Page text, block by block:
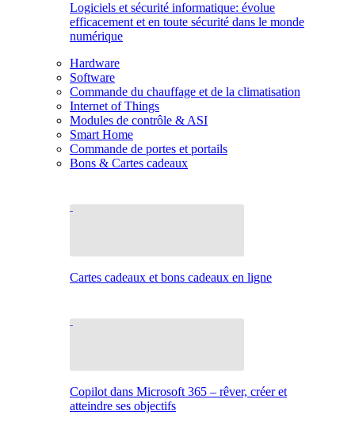
Logiciels et sécurité informatique: évolue
efficacement et en toute sécurité dans le monde
numérique
Hardware
Software
Commande du chauffage et de la climatisation
Internet of Things
Modules de contrôle & ASI
Smart Home
Commande de portes et portails
Bons & Cartes cadeaux
Cartes cadeaux et bons cadeaux en ligne
Copilot dans Microsoft 365 – rêver, créer et
atteindre ses objectifs